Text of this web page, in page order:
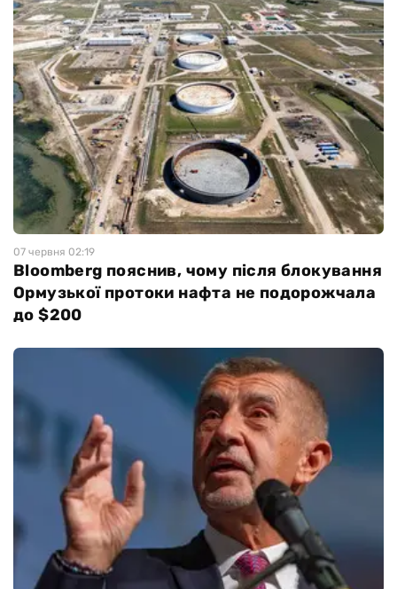
07 червня 02:19
Bloomberg пояснив, чому після блокування
Ормузької протоки нафта не подорожчала
до $200